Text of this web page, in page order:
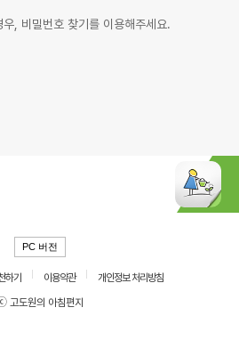
, 비밀번호 찾기를 이용해주세요.
PC 버전
하기 이용약관
개인정보 처리방침
고도원의 아침편지